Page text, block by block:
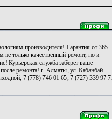
производителя! Гарантия от 365
не только качественный ремонт, но и
Курьерская служба заберет ваше
после ремонта! г. Алматы, ул. Кабанбай
7 (778) 746 01 65, 7 (727) 339 97